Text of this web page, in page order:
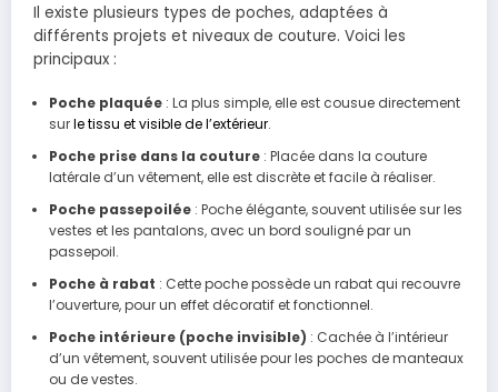
Il existe plusieurs types de poches, adaptées à
différents projets et niveaux de couture. Voici les
principaux :
Poche plaquée: La plus simple, elle est cousue directement
surle tissu et visible de l’extérieur.
Poche prise dans la couture: Placée dans la couture
latérale d’un vêtement, elle est discrète et facile à réaliser.
Poche passepoilée: Poche élégante, souvent utilisée sur les
vestes et les pantalons, avec un bord souligné par un
passepoil.
Poche à rabat : Cette poche possède un rabat qui recouvre
l’ouverture, pour un effet décoratif et fonctionnel.
Poche intérieure (poche invisible) : Cachée à l’intérieur
d’un vêtement, souvent utilisée pour les poches de manteaux
ou de vestes.